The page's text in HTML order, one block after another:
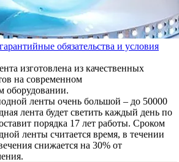
обязательства и условия
изготовлена из качественных
на современном
оборудовании.
ленты очень большой – до 50000
лента будет светить каждый день по
порядка 17 лет работы. Сроком
ленты считается время, в течении
снижается на 30% от